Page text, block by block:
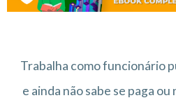
Trabalha como funcionário
e ainda não sabe se paga